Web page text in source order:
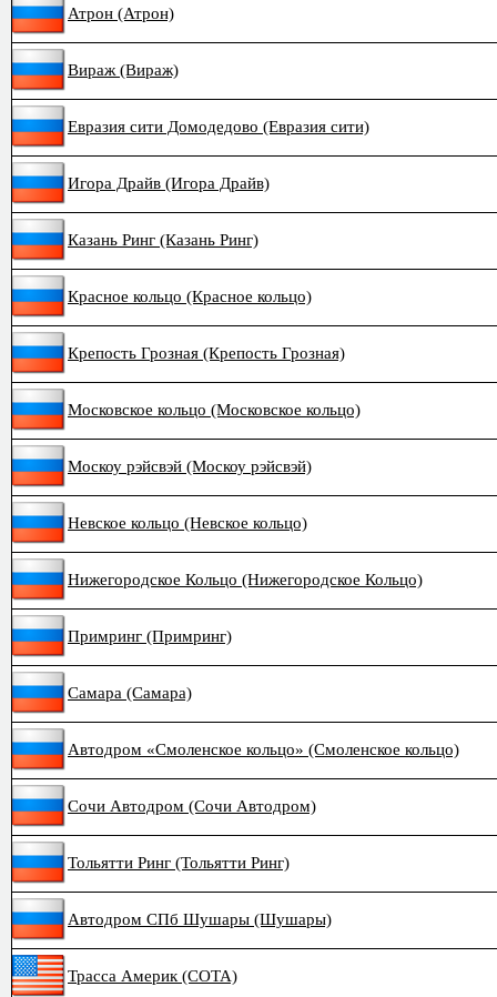
Атрон (Атрон)
Вираж (Вираж)
Евразия сити Домодедово (Евразия сити)
Игора Драйв (Игора Драйв)
Казань Ринг (Казань Ринг)
Красное кольцо (Красное кольцо)
Крепость Грозная (Крепость Грозная)
Московское кольцо (Московское кольцо)
Москоу рэйсвэй (Москоу рэйсвэй)
Невское кольцо (Невское кольцо)
Нижегородское Кольцо (Нижегородское Кольцо)
Примринг (Примринг)
Самара (Самара)
Автодром «Смоленское кольцо» (Смоленское кольцо)
Сочи Автодром (Сочи Автодром)
Тольятти Ринг (Тольятти Ринг)
Автодром СПб Шушары (Шушары)
Трасса Америк (COTA)